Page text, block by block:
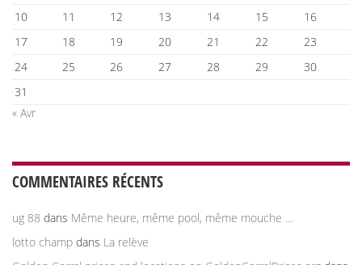
10
11 12 13 14 15
16
17
18 19 20 21 22
23
24
25 26 27 28 29
30
31
« Avr
COMMENTAIRES RÉCENTS
ug 88 dans Même heure, même pool, même mouche …
lotto champ dans La relève